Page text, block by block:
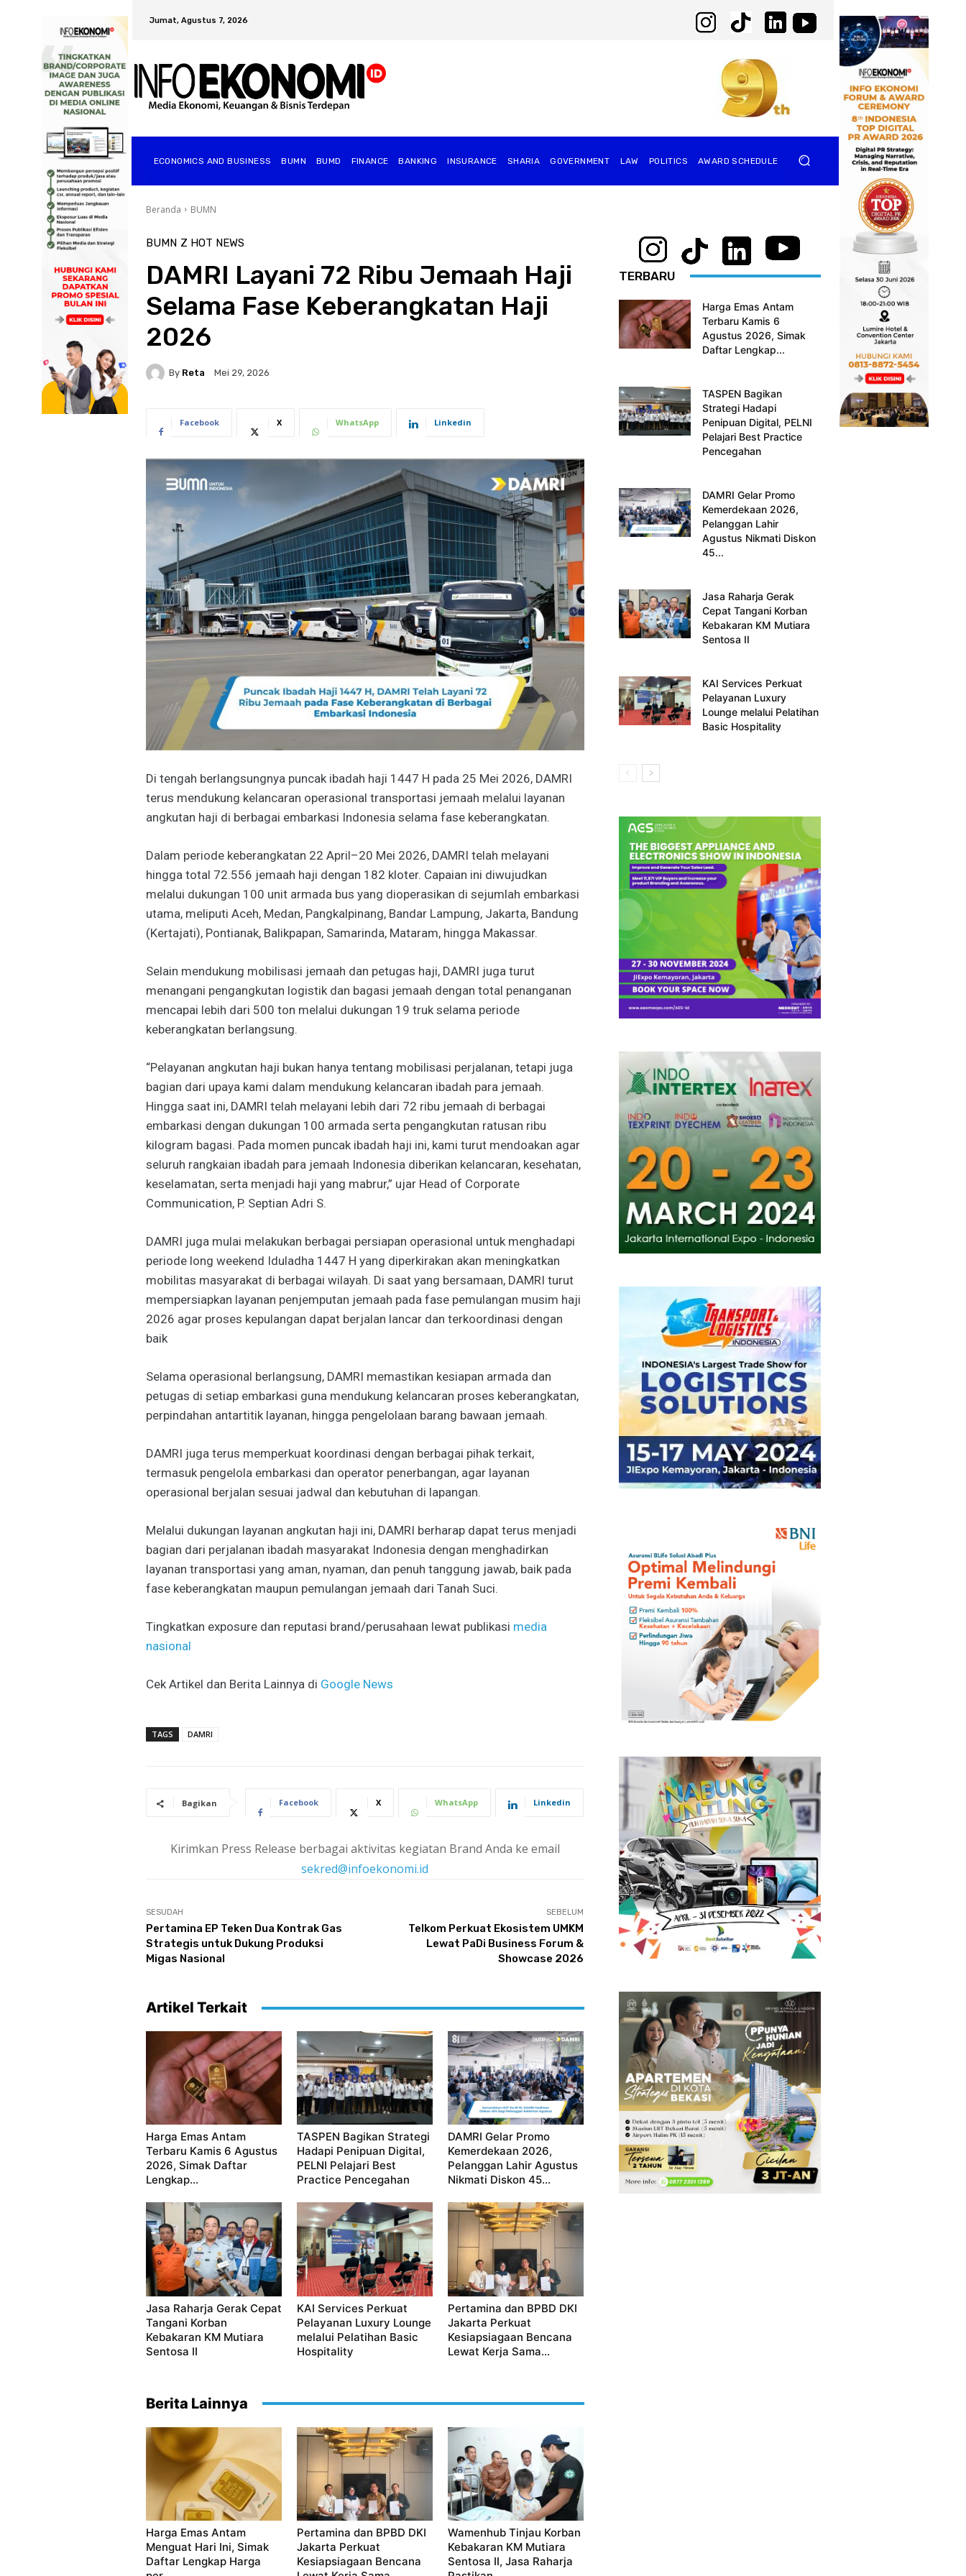
Jumat, Agustus 7, 2026
ECONOMICS AND BUSINESS BUMN BUMD FINANCE BANKING INSURANCE SHARIA GOVERNMENT ⁠LAW POLITICS AWARD SCHEDULE
Beranda BUMN
BUMN Z HOT NEWS
DAMRI Layani 72 Ribu Jemaah Haji
Selama Fase Keberangkatan Haji
2026
By Reta Mei 29, 2026
Facebook X WhatsApp Linkedin
Di tengah berlangsungnya puncak ibadah haji 1447 H pada 25 Mei 2026, DAMRI
terus mendukung kelancaran operasional transportasi jemaah melalui layanan
angkutan haji di berbagai embarkasi Indonesia selama fase keberangkatan.
Dalam periode keberangkatan 22 April–20 Mei 2026, DAMRI telah melayani
hingga total 72.556 jemaah haji dengan 182 kloter. Capaian ini diwujudkan
melalui dukungan 100 unit armada bus yang dioperasikan di sejumlah embarkasi
utama, meliputi Aceh, Medan, Pangkalpinang, Bandar Lampung, Jakarta, Bandung
(Kertajati), Pontianak, Balikpapan, Samarinda, Mataram, hingga Makassar.
Selain mendukung mobilisasi jemaah dan petugas haji, DAMRI juga turut
menangani pengangkutan logistik dan bagasi jemaah dengan total penanganan
mencapai lebih dari 500 ton melalui dukungan 19 truk selama periode
keberangkatan berlangsung.
“Pelayanan angkutan haji bukan hanya tentang mobilisasi perjalanan, tetapi juga
bagian dari upaya kami dalam mendukung kelancaran ibadah para jemaah.
Hingga saat ini, DAMRI telah melayani lebih dari 72 ribu jemaah di berbagai
embarkasi dengan dukungan 100 armada serta pengangkutan ratusan ribu
kilogram bagasi. Pada momen puncak ibadah haji ini, kami turut mendoakan agar
seluruh rangkaian ibadah para jemaah Indonesia diberikan kelancaran, kesehatan,
keselamatan, serta menjadi haji yang mabrur,” ujar Head of Corporate
Communication, P. Septian Adri S.
DAMRI juga mulai melakukan berbagai persiapan operasional untuk menghadapi
periode long weekend Iduladha 1447 H yang diperkirakan akan meningkatkan
mobilitas masyarakat di berbagai wilayah. Di saat yang bersamaan, DAMRI turut
mempersiapkan layanan penjemputan jemaah pada fase pemulangan musim haji
2026 agar proses kepulangan dapat berjalan lancar dan terkoordinasi dengan
baik
Selama operasional berlangsung, DAMRI memastikan kesiapan armada dan
petugas di setiap embarkasi guna mendukung kelancaran proses keberangkatan,
perpindahan antartitik layanan, hingga pengelolaan barang bawaan jemaah.
DAMRI juga terus memperkuat koordinasi dengan berbagai pihak terkait,
termasuk pengelola embarkasi dan operator penerbangan, agar layanan
operasional berjalan sesuai jadwal dan kebutuhan di lapangan.
Melalui dukungan layanan angkutan haji ini, DAMRI berharap dapat terus menjadi
bagian dari perjalanan ibadah masyarakat Indonesia dengan menghadirkan
layanan transportasi yang aman, nyaman, dan penuh tanggung jawab, baik pada
fase keberangkatan maupun pemulangan jemaah dari Tanah Suci.
Tingkatkan exposure dan reputasi brand/perusahaan lewat publikasi media
nasional
Cek Artikel dan Berita Lainnya di Google News
TAGS DAMRI
Bagikan Facebook X WhatsApp Linkedin
Kirimkan Press Release berbagai aktivitas kegiatan Brand Anda ke email
sekred@infoekonomi.id
SESUDAH
Pertamina EP Teken Dua Kontrak Gas
Strategis untuk Dukung Produksi
Migas Nasional
SEBELUM
Telkom Perkuat Ekosistem UMKM
Lewat PaDi Business Forum &
Showcase 2026
Artikel Terkait
Harga Emas Antam
Terbaru Kamis 6 Agustus
2026, Simak Daftar
Lengkap...
TASPEN Bagikan Strategi
Hadapi Penipuan Digital,
PELNI Pelajari Best
Practice Pencegahan
DAMRI Gelar Promo
Kemerdekaan 2026,
Pelanggan Lahir Agustus
Nikmati Diskon 45...
Jasa Raharja Gerak Cepat
Tangani Korban
Kebakaran KM Mutiara
Sentosa II
KAI Services Perkuat
Pelayanan Luxury Lounge
melalui Pelatihan Basic
Hospitality
Pertamina dan BPBD DKI
Jakarta Perkuat
Kesiapsiagaan Bencana
Lewat Kerja Sama...
Berita Lainnya
Harga Emas Antam
Menguat Hari Ini, Simak
Daftar Lengkap Harga
Pertamina dan BPBD DKI
Jakarta Perkuat
Kesiapsiagaan Bencana
Wamenhub Tinjau Korban
Kebakaran KM Mutiara
Sentosa II, Jasa Raharja
TERBARU
Harga Emas Antam
Terbaru Kamis 6
Agustus 2026, Simak
Daftar Lengkap...
TASPEN Bagikan
Strategi Hadapi
Penipuan Digital, PELNI
Pelajari Best Practice
Pencegahan
DAMRI Gelar Promo
Kemerdekaan 2026,
Pelanggan Lahir
Agustus Nikmati Diskon
45...
Jasa Raharja Gerak
Cepat Tangani Korban
Kebakaran KM Mutiara
Sentosa II
KAI Services Perkuat
Pelayanan Luxury
Lounge melalui Pelatihan
Basic Hospitality